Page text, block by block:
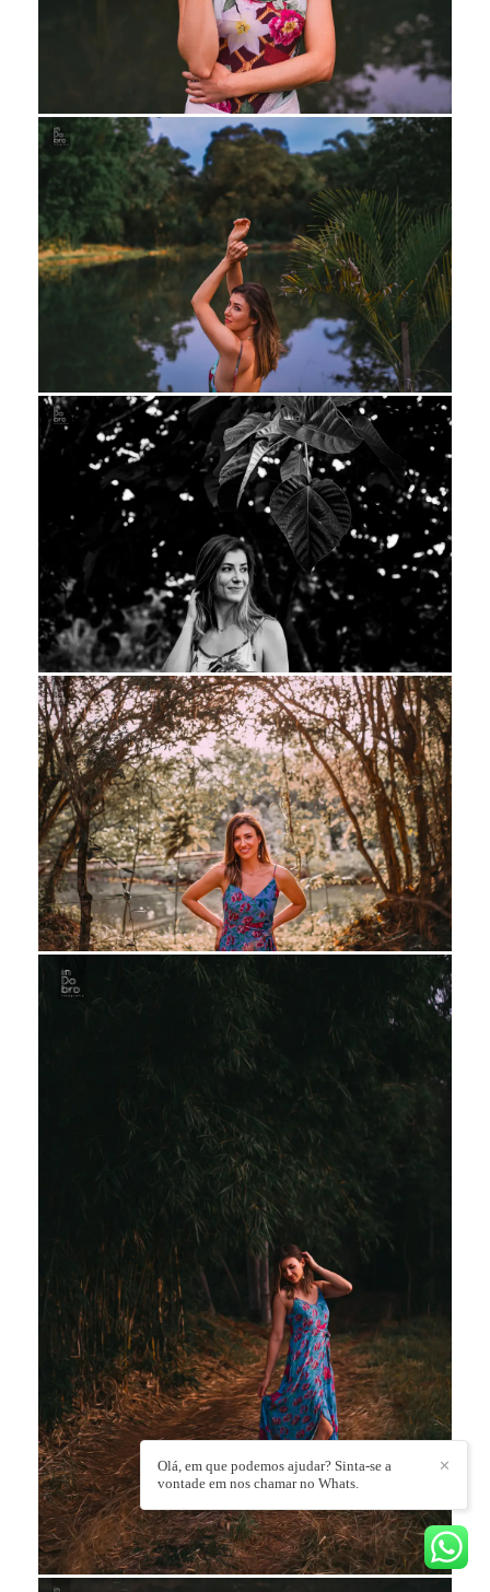
✕
Olá, em que podemos ajudar? Sinta-se a
vontade em nos chamar no Whats.